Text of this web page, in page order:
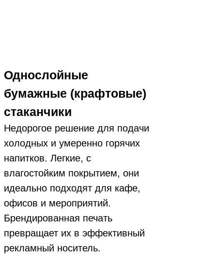
Однослойные
бумажные (крафтовые)
стаканчики
Недорогое решение для подачи
холодных и умеренно горячих
напитков. Легкие, с
влагостойким покрытием, они
идеально подходят для кафе,
офисов и мероприятий.
Брендированная печать
превращает их в эффективный
рекламный носитель.